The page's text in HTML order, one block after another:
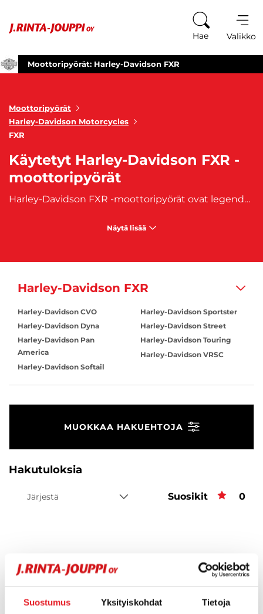
Suostumus Yksityiskohdat Tietoja
Hae Valikko
Moottoripyörät: Harley-Davidson FXR
Moottoripyörät
Harley-Davidson Motorcycles
FXR
Käytetyt Harley-Davidson FXR -
moottoripyörät
Harley-Davidson FXR -moottoripyörät ovat legendaarinen moottoripyörä, joka tunnetaan erinomaisesta ajettavuudestaan ja insinöörien tarkkuudella suunnitelluista ominaisuuksistaan. Vuonna 1982 ensiesitelty FXR oli Harleyn vastaus ulkomaisten moottoripyörien kasvavaan suosioon. Se yhdisti klassisen Harley V-Twinin voiman ja ulkonäön urheilullisempaan ja mukavampaan ajokokemukseen, eroten perinteisistä Harley-malleista. FXR kehitystyö oli merkittävä askel Harley-Davidsonille, ja siitä tuli nopeasti yksi arvostetuimmista malleista harrastajien keskuudessa. HD FXR pyörän suunnittelussa keskityttiin erityisesti ajomukavuuteen ja hallittavuuteen. Kolmionmuotoinen runko, runsaasti maavaraa ja erinomaiset kallistuskulmat tekivät siitä poikkeuksellisen ajettavan. Ensimmäisissä malleissa oli 80ci Shovelhead -moottori, viisinopeuksinen vaihteisto ja kumipohjainen moottori, joka vähensi tärinää ja paransi ajokokemusta. Vaikka tuotanto lopetettiin 1990-luvun lopulla, FXR palasi rajoitetuksi ajaksi Custom Vehicle Operations -ohjelman kautta vuosina 1999-2000. Käytetyt Harley-Davidson FXR -moottoripyörät ovat haluttuja keräilykohteita ja rakastettuja ajoneuvoja. Niiden harvinaisuus ja ainutlaatuinen historia tekevät niistä erinomaisia valintoja kaikille, jotka arvostavat moottoripyöräkulttuuria ja klassista Harley-tyyliä. Tutustu valikoimaamme käytettyjä Harley Davidson FXR -moottoripyöriä ja koe tämä ikoninen ajoneuvo itse.
Näytä lisää
Harley-Davidson FXR
Harley-Davidson CVO
Harley-Davidson Dyna
Harley-Davidson Pan
America
Harley-Davidson Softail
Harley-Davidson Sportster
Harley-Davidson Street
Harley-Davidson Touring
Harley-Davidson VRSC
MUOKKAA HAKUEHTOJA
Hakutuloksia
Järjestä Suosikit 0
Hups, ei tuloksia!
vastaavat ajoneuvot.